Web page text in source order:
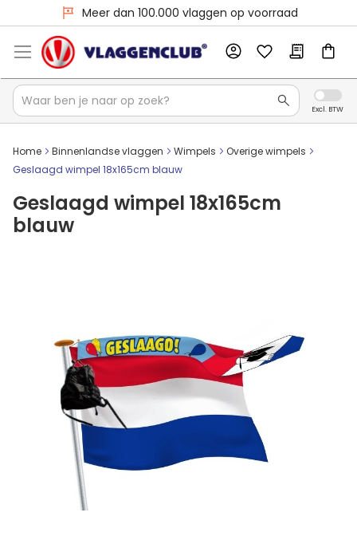
Meer dan 100.000 vlaggen op voorraad
Home Binnenlandse vlaggen Wimpels
Overige wimpels
Geslaagd wimpel 18x165cm blauw
Geslaagd wimpel 18x165cm
blauw